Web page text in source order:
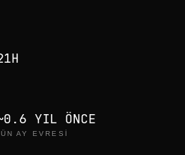
YIL ÖNCE
AY EVRESI